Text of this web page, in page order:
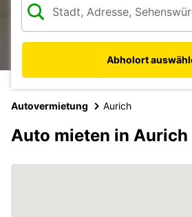
Abholort
Autovermietung Aurich
Auto mieten in Aurich